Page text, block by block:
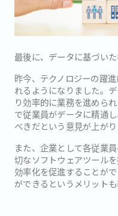
最後に、データに基づいた
昨今、テクノロジーの躍
れるようになりました。
り効率的に業務を進めら
で従業員がデータに精通
べきだという意見が上がり
また、企業として各従業
切なソフトウェアツール
効率化を促進することが
ができるというメリットも